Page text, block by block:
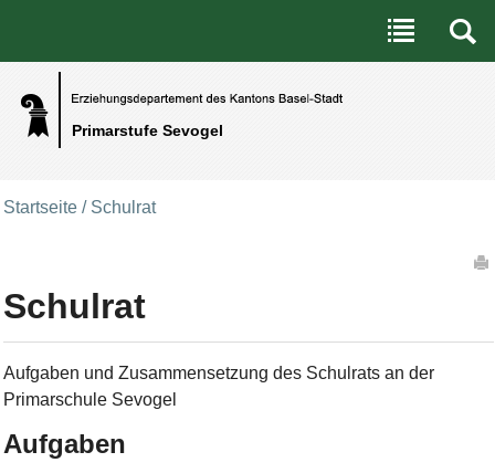
Primarstufe Sevogel
Benutzerspezifische Werkzeuge
Direkt zum Inhalt|Direkt zur Navigation
Startseite / Schulrat
Schulrat
Aufgaben und Zusammensetzung des Schulrats an der
Primarschule Sevogel
Aufgaben